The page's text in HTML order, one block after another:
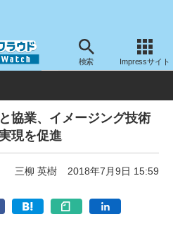
検索 Impressサイト
業・提携
協業、イメージング技術
現を促進
三柳 英樹 2018年7月9日 15:59